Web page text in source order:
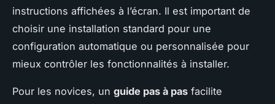
instructions affichées à l’écran. Il est important de
choisir une installation standard pour une
configuration automatique ou personnalisée pour
mieux contrôler les fonctionnalités à installer.
Pour les novices, un guide pas à pas facilite